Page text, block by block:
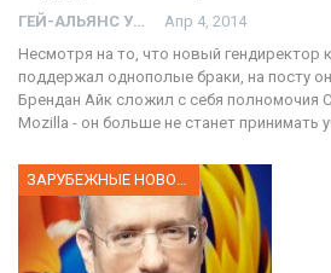
ГЕЙ-АЛЬЯНС УКРАИНА Апр 4, 2014
Несмотря на то, что новый гендиректор
поддержал однополые браки, на посту
Брендан Айк сложил с себя полномочия
Mozilla - он больше не станет принимать
ЗАРУБЕЖНЫЕ НОВОСТИ